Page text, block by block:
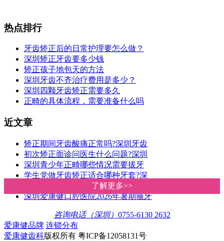
了解更多>>
了解更多>>
热点排行
牙齿矫正后的日常护理要怎么做？
深圳矫正牙齿要多少钱
矫正孩子地包天的方法
深圳牙齿不齐治疗费用是多少？
深圳四颗牙齿矫正需要多久
正畸的具体流程，需要准备什么吗
近文章
矫正期间牙齿酸痛正常吗?深圳牙齿
初次矫正面诊问医生什么问题?深圳
深圳青少年正畸哪些情况需要拔牙
学生党做牙齿矫正适合哪种牙套?深
深圳箍牙价钱几多?爱康健收费比香
深圳爱康健口腔医院2026年暑期箍牙
咨询电话（深圳） 0755-6130 2632
爱康健品牌 连锁分布
爱康健齿科版权所有 粤ICP备12058131号